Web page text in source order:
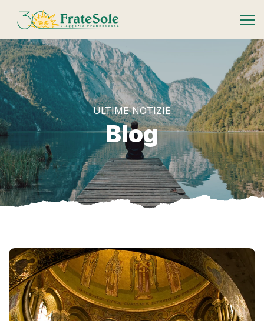
FrateSole Viaggeria Francescana
ULTIME NOTIZIE
Blog